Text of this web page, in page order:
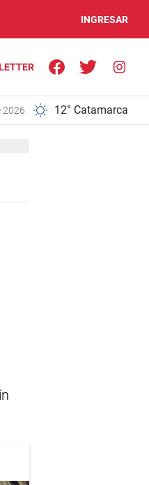
INGRESAR
2026 12° Catamarca